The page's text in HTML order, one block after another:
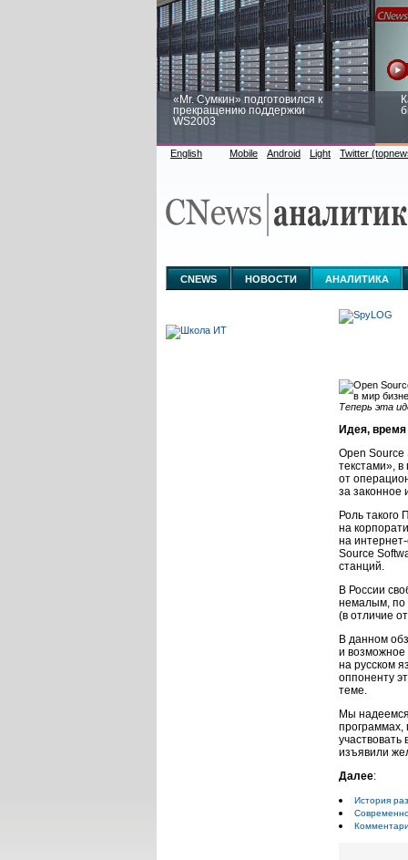
«Mr. Сумкин» подготовился к
прекращению поддержки
WS2003
аналитике
English Mobile Android Light Twitter
CNEWS НОВОСТИ АНАЛИТИКА
Теперь эта
Идея,
Open Source
текстами»,
от
за законное
Роль
на
на
Source
станций.
В России
немалым, по
(в отличие
В данном
и
на русском
оппоненту
теме.
Мы
программах,
изъявили
Далее:
История